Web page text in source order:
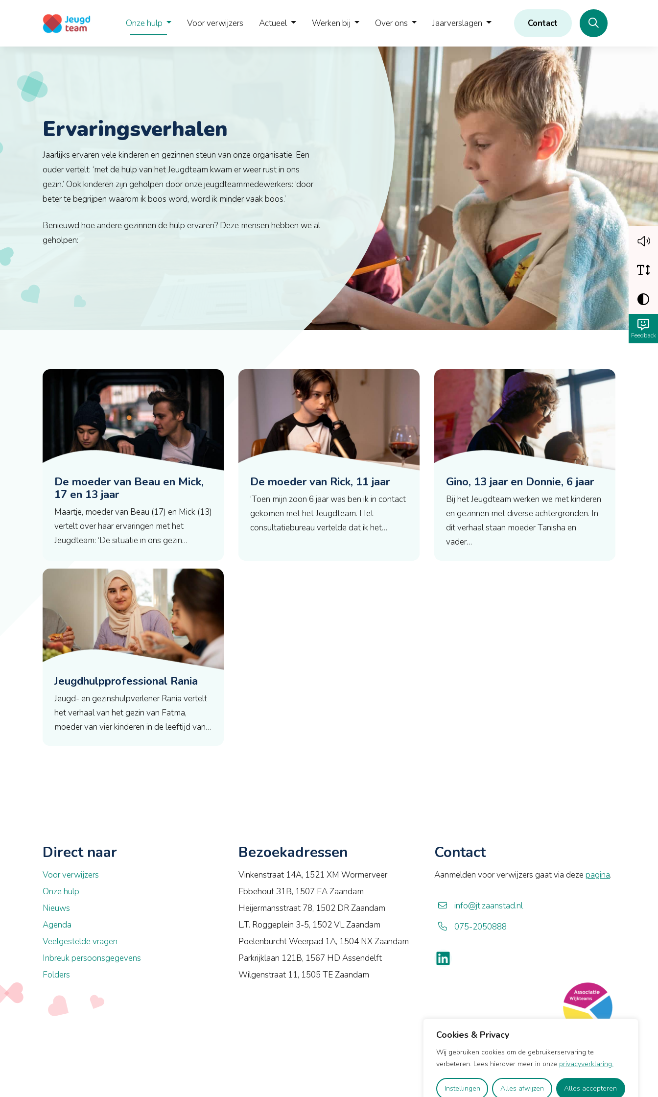
Cookies & Privacy
Wij gebruiken cookies om de gebruikerservaring te
verbeteren. Lees hierover meer in onze privacyverklaring.
Instellingen Alles afwijzen Alles accepteren
JEUGDTEAM ZAANSTAD
Onze hulp Voor verwijzers Actueel Werken bij Over ons Jaarverslagen Contact
Feedback
Ervaringsverhalen
Jaarlijks ervaren vele kinderen en gezinnen steun van onze organisatie. Een
ouder vertelt: ‘met de hulp van het Jeugdteam kwam er weer rust in ons
gezin.’ Ook kinderen zijn geholpen door onze jeugdteammedewerkers: ‘door
beter te begrijpen waarom ik boos word, word ik minder vaak boos.’
Benieuwd hoe andere gezinnen de hulp ervaren? Deze mensen hebben we al
geholpen:
De moeder van Beau en Mick,
17 en 13 jaar
Maartje, moeder van Beau (17) en Mick (13)
vertelt over haar ervaringen met het
Jeugdteam: ‘De situatie in ons gezin…
De moeder van Rick, 11 jaar
‘Toen mijn zoon 6 jaar was ben ik in contact
gekomen met het Jeugdteam. Het
consultatiebureau vertelde dat ik het…
Gino, 13 jaar en Donnie, 6 jaar
Bij het Jeugdteam werken we met kinderen
en gezinnen met diverse achtergronden. In
dit verhaal staan moeder Tanisha en
vader…
Jeugdhulpprofessional Rania
Jeugd- en gezinshulpverlener Rania vertelt
het verhaal van het gezin van Fatma,
moeder van vier kinderen in de leeftijd van…
Direct naar
Voor verwijzers
Onze hulp
Nieuws
Agenda
Veelgestelde vragen
Inbreuk persoonsgegevens
Folders
Bezoekadressen
Vinkenstraat 14A, 1521 XM Wormerveer
Ebbehout 31B, 1507 EA Zaandam
Heijermansstraat 78, 1502 DR Zaandam
L.T. Roggeplein 3-5, 1502 VL Zaandam
Poelenburcht Weerpad 1A, 1504 NX Zaandam
Parkrijklaan 121B, 1567 HD Assendelft
Wilgenstraat 11, 1505 TE Zaandam
Contact
Aanmelden voor verwijzers gaat via deze pagina.
info@jt.zaanstad.nl
075-2050888
LinkedIn